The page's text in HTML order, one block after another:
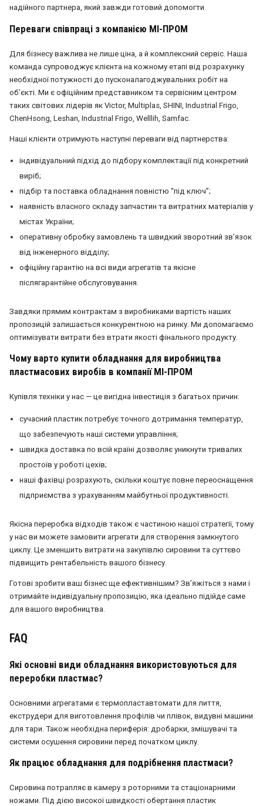
надійного партнера, який завжди готовий допомогти.
Переваги співпраці з компанією МІ-ПРОМ
Для бізнесу важлива не лише ціна, а й комплексний сервіс. Наша
команда супроводжує клієнта на кожному етапі від розрахунку
необхідної потужності до пусконалагоджувальних робіт на
об’єкті. Ми є офіційним представником та сервісним центром
таких світових лідерів як Victor, Multiplas, SHINI, Industrial Frigo,
ChenHsong, Leshan, Industrial Frigo, Welllih, Samfac.
Наші клієнти отримують наступні переваги від партнерства:
індивідуальний підхід до підбору комплектації під конкретний
виріб;
підбір та поставка обладнання повністю “під ключ”;
наявність власного складу запчастин та витратних матеріалів у
містах України;
оперативну обробку замовлень та швидкий зворотний зв’язок
від інженерного відділу;
офіційну гарантію на всі види агрегатів та якісне
післягарантійне обслуговування.
Завдяки прямим контрактам з виробниками вартість наших
пропозицій залишається конкурентною на ринку. Ми допомагаємо
оптимізувати витрати без втрати якості фінального продукту.
Чому варто купити обладнання для виробництва
пластмасових виробів в компанії МІ-ПРОМ
Купівля техніки у нас — це вигідна інвестиція з багатьох причин:
сучасний пластик потребує точного дотримання температур,
що забезпечують наші системи управління;
швидка доставка по всій країні дозволяє уникнути тривалих
простоїв у роботі цехів;
наші фахівці розрахують, скільки коштує повне переоснащення
підприємства з урахуванням майбутньої продуктивності.
Якісна переробка відходів також є частиною нашої стратегії, тому
у нас ви можете замовити агрегати для створення замкнутого
циклу. Це зменшить витрати на закупівлю сировини та суттєво
підвищить рентабельність вашого бізнесу.
Готові зробити ваш бізнес ще ефективнішим? Зв’яжіться з нами і
отримайте індивідуальну пропозицію, яка ідеально підійде саме
для вашого виробництва.
FAQ
Які основні види обладнання використовуються для
переробки пластмас?
Основними агрегатами є термопластавтомати для лиття,
екструдери для виготовлення профілів чи плівок, видувні машини
для тари. Також необхідна периферія: дробарки, змішувачі та
системи осушення сировини перед початком циклу.
Як працює обладнання для подрібнення пластмаси?
Сировина потрапляє в камеру з роторними та стаціонарними
ножами. Під дією високої швидкості обертання пластик